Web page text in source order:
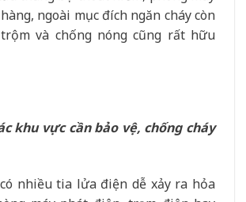
ngoài mục đích ngăn cháy còn
và chống nóng cũng rất hữu
khu vực cần bảo vệ, chống cháy
nhiều tia lửa điện dễ xảy ra hỏa